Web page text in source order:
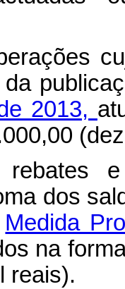
da
2013,
dos
Medida
na
reais).